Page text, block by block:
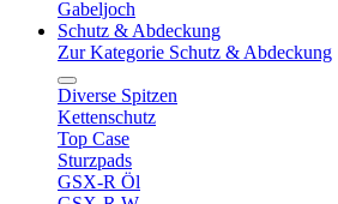
Gabeljoch
Schutz & Abdeckung
Zur Kategorie Schutz & Abdeckung
Diverse Spitzen
Kettenschutz
Top Case
Sturzpads
GSX-R Öl